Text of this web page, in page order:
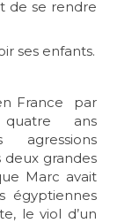
de se rendre
ses enfants.
France par
ans
agressions
deux grandes
Marc avait
égyptiennes
le viol d’un